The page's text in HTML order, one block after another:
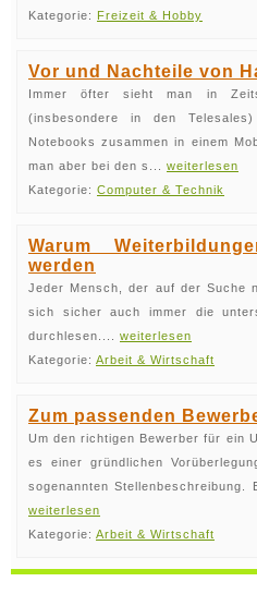
Kategorie: Freizeit & Hobby
Vor und Nachteile von
Immer öfter sieht man in
(insbesondere in den
Notebooks zusammen in einem
man aber bei den s... weiterlesen
Kategorie: Computer & Technik
Warum
werden
Jeder Mensch, der auf der Suche
sich sicher auch immer die
durchlesen.... weiterlesen
Kategorie: Arbeit & Wirtschaft
Zum passenden
Um den richtigen Bewerber für ein
es einer gründlichen
sogenannten Stellenbeschreibung.
weiterlesen
Kategorie: Arbeit & Wirtschaft